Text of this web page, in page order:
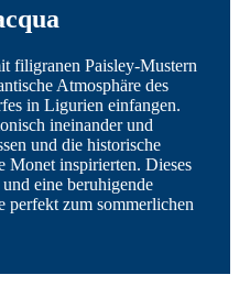
filigranen Paisley-Mustern
Atmosphäre des
in Ligurien einfangen.
ineinander und
und die historische
Monet inspirierten. Dieses
eine beruhigende
zum sommerlichen